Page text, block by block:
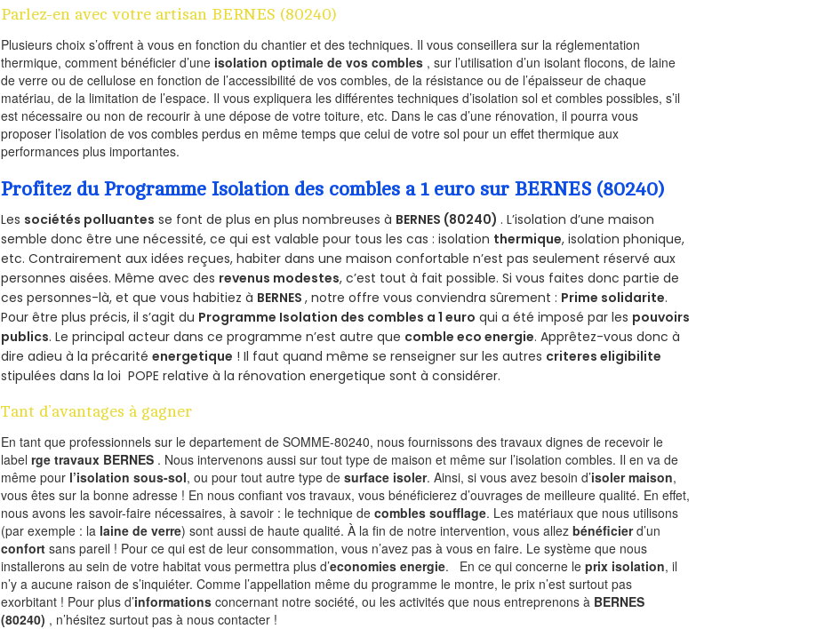
Parlez-en avec votre artisan BERNES (80240)
Plusieurs choix s’offrent à vous en fonction du chantier et des techniques. Il vous conseillera sur la réglementation
thermique, comment bénéficier d’une isolation optimale de vos combles , sur l’utilisation d’un isolant flocons, de laine
de verre ou de cellulose en fonction de l’accessibilité de vos combles, de la résistance ou de l’épaisseur de chaque
matériau, de la limitation de l’espace. Il vous expliquera les différentes techniques d’isolation sol et combles possibles, s’il
est nécessaire ou non de recourir à une dépose de votre toiture, etc. Dans le cas d’une rénovation, il pourra vous
proposer l’isolation de vos combles perdus en même temps que celui de votre sol pour un effet thermique aux
performances plus importantes.
Profitez du Programme Isolation des combles a 1 euro sur BERNES (80240)
Les sociétés polluantes se font de plus en plus nombreuses à BERNES (80240) . L’isolation d’une maison
semble donc être une nécessité, ce qui est valable pour tous les cas : isolation thermique, isolation phonique,
etc. Contrairement aux idées reçues, habiter dans une maison confortable n’est pas seulement réservé aux
personnes aisées. Même avec des revenus modestes, c’est tout à fait possible. Si vous faites donc partie de
ces personnes-là, et que vous habitiez à BERNES, notre offre vous conviendra sûrement : Prime solidarite.
Pour être plus précis, il s’agit du Programme Isolation des combles a 1 euro qui a été imposé par les pouvoirs
publics. Le principal acteur dans ce programme n’est autre que comble eco energie. Apprêtez-vous donc à
dire adieu à la précaritéenergetique ! Il faut quand même se renseigner sur les autres criteres eligibilite
stipulées dans la loi POPE relative à la rénovation energetique sont à considérer.
Tant d’avantages à gagner
En tant que professionnels sur le departement de SOMME-80240, nous fournissons des travaux dignes de recevoir le
labelrge travaux BERNES . Nous intervenons aussi sur tout type de maison et même sur l’isolation combles. Il en va de
même pour l’isolation sous-sol, ou pour tout autre type desurface isoler. Ainsi, si vous avez besoin d’isoler maison,
vous êtes sur la bonne adresse ! En nous confiant vos travaux, vous bénéficierez d’ouvrages de meilleure qualité. En effet,
nous avons les savoir-faire nécessaires, à savoir : le technique decombles soufflage. Les matériaux que nous utilisons
(par exemple : la laine de verre) sont aussi de haute qualité. À la fin de notre intervention, vous allezbénéficierd’un
confort sans pareil ! Pour ce qui est de leur consommation, vous n’avez pas à vous en faire. Le système que nous
installerons au sein de votre habitat vous permettra plus d’economies energie. En ce qui concerne leprix isolation, il
n’y a aucune raison de s’inquiéter. Comme l’appellation même du programme le montre, le prix n’est surtout pas
exorbitant ! Pour plus d’informations concernant notre société, ou les activités que nous entreprenons à BERNES
(80240) , n’hésitez surtout pas à nous contacter !